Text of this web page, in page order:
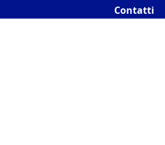
Contatti